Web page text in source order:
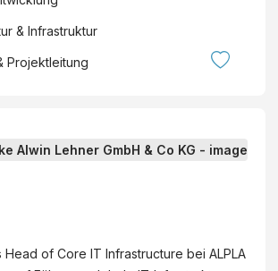
& Infrastruktur
Projektleitung
Head of Core IT Infrastructure bei ALPLA